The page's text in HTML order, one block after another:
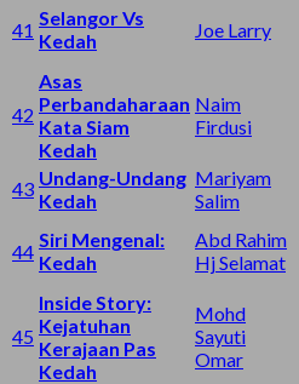
41
Selangor Vs
Kedah
Joe Larry
42
Asas
Perbandaharaan
Kata Siam
Kedah
Naim
Firdusi
43 Undang-Undang
Kedah
Mariyam
Salim
44
Siri Mengenal:
Kedah
Abd Rahim
Hj Selamat
45
Inside Story:
Kejatuhan
Kerajaan Pas
Kedah
Mohd
Sayuti
Omar